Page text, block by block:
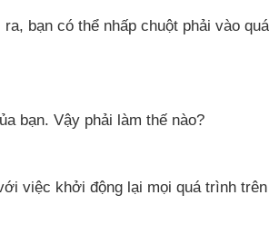
ra, bạn có thể nhấp chuột phải vào
bạn. Vậy phải làm thế nào?
việc khởi động lại mọi quá trình